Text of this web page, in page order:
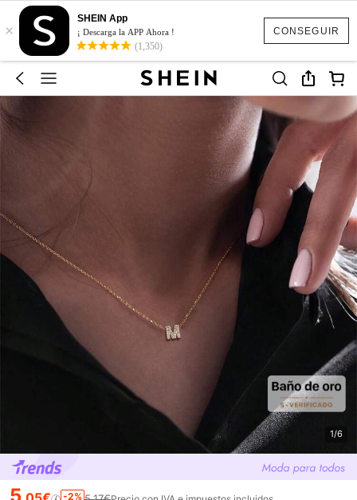
CONSEGUIR
×
SHEIN App
¡ Descarga la APP Ahora !
(1,350)
1/6
-2%